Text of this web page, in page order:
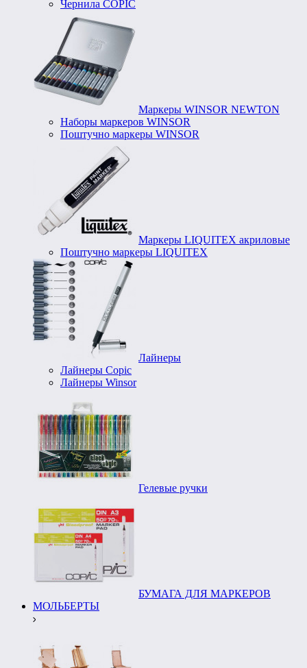
Чернила COPIC
Маркеры WINSOR NEWTON
Наборы маркеров WINSOR
Поштучно маркеры WINSOR
Маркеры LIQUITEX акриловые
Поштучно маркеры LIQUITEX
Лайнеры
Лайнеры Copic
Лайнеры Winsor
Гелевые ручки
БУМАГА ДЛЯ МАРКЕРОВ
МОЛЬБЕРТЫ